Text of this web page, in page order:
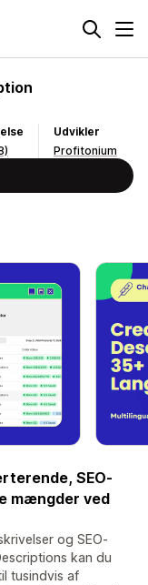
Udvikler
Profitonium
SEO-
mængder ved
og SEO-
kan du
tusindvis af